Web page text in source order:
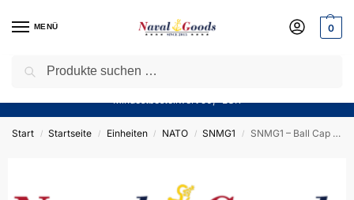
MENÜ 0
Sparen Sie jetzt bares Geld! — Mit unserem Gutschein
Mindestbestellwert 50,- EUR
Start / Startseite / Einheiten / NATO / SNMG1 / SNMG1 – Ball Cap Admiral – NATO